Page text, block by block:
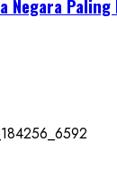
Paling